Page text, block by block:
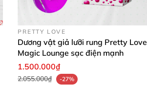
PRETTY LOVE
Dương vật giả lưỡi rung Pretty Love
Magic Lounge sạc điện mạnh
1.500.000₫
2.055.000₫ -27%